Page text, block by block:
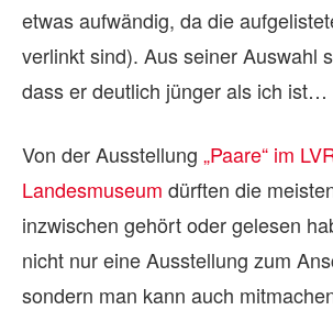
etwas aufwändig, da die
verlinkt sind). Aus seiner Auswahl
dass er deutlich jünger als ich ist…
Von der Ausstellung „Paare“ im
Landesmuseum dürften die
inzwischen gehört oder gelesen
nicht nur eine Ausstellung zum
sondern man kann auch